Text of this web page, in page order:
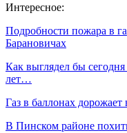
Интересное:
Подробности пожара в
Барановичах
Как выглядел бы
лет…
Газ в баллонах дорожает
В Пинском районе